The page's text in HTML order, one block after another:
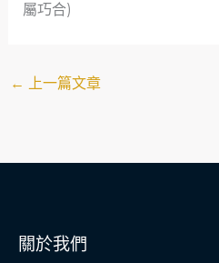
屬巧合)
← 上一篇文章
關於我們